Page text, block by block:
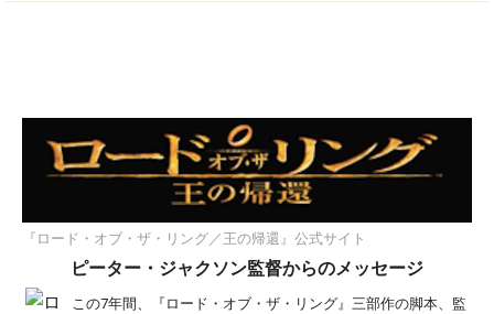
『ロード・オブ・ザ・リング／王の帰還』公式サイト
ピーター・ジャクソン監督からのメッセージ
この7年間、『ロード・オブ・ザ・リング』三部作の脚本、監